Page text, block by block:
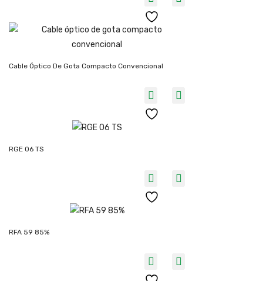
Cable Óptico De Gota Compacto Convencional
RGE 06 TS
RFA 59 85%